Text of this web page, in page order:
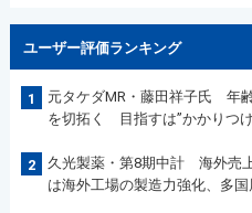
ユーザー評価ランキング
1
元タケダMR・藤田祥子氏 年
を切拓く 目指すは”かかりつ
2
久光製薬・第8期中計 海外売
は海外工場の製造力強化、多国